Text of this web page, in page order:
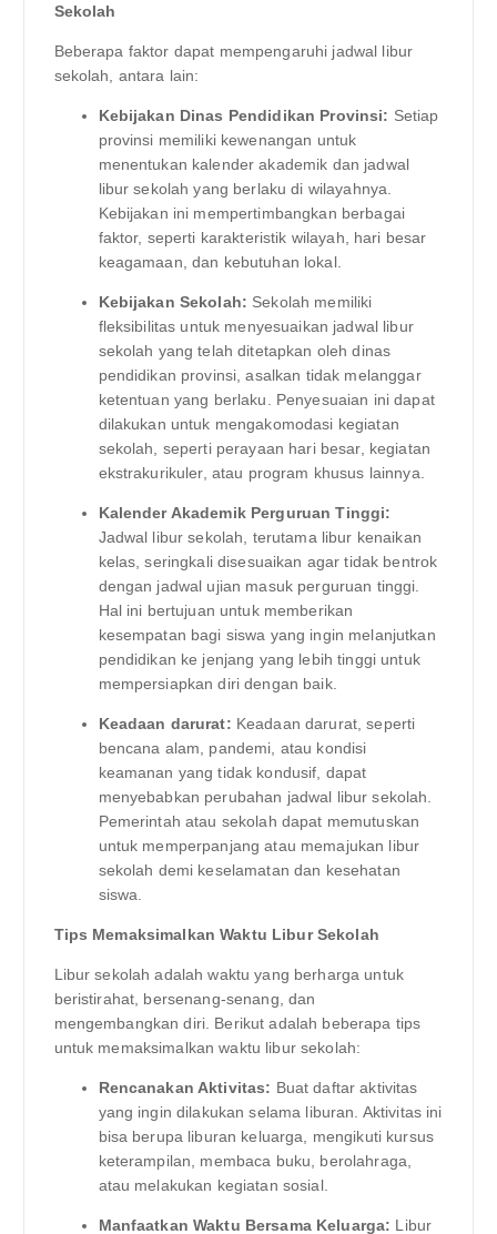
Sekolah
Beberapa faktor dapat mempengaruhi jadwal libur
sekolah, antara lain:
Kebijakan Dinas Pendidikan Provinsi: Setiap
provinsi memiliki kewenangan untuk
menentukan kalender akademik dan jadwal
libur sekolah yang berlaku di wilayahnya.
Kebijakan ini mempertimbangkan berbagai
faktor, seperti karakteristik wilayah, hari besar
keagamaan, dan kebutuhan lokal.
Kebijakan Sekolah: Sekolah memiliki
fleksibilitas untuk menyesuaikan jadwal libur
sekolah yang telah ditetapkan oleh dinas
pendidikan provinsi, asalkan tidak melanggar
ketentuan yang berlaku. Penyesuaian ini dapat
dilakukan untuk mengakomodasi kegiatan
sekolah, seperti perayaan hari besar, kegiatan
ekstrakurikuler, atau program khusus lainnya.
Kalender Akademik Perguruan Tinggi:
Jadwal libur sekolah, terutama libur kenaikan
kelas, seringkali disesuaikan agar tidak bentrok
dengan jadwal ujian masuk perguruan tinggi.
Hal ini bertujuan untuk memberikan
kesempatan bagi siswa yang ingin melanjutkan
pendidikan ke jenjang yang lebih tinggi untuk
mempersiapkan diri dengan baik.
Keadaan darurat: Keadaan darurat, seperti
bencana alam, pandemi, atau kondisi
keamanan yang tidak kondusif, dapat
menyebabkan perubahan jadwal libur sekolah.
Pemerintah atau sekolah dapat memutuskan
untuk memperpanjang atau memajukan libur
sekolah demi keselamatan dan kesehatan
siswa.
Tips Memaksimalkan Waktu Libur Sekolah
Libur sekolah adalah waktu yang berharga untuk
beristirahat, bersenang-senang, dan
mengembangkan diri. Berikut adalah beberapa tips
untuk memaksimalkan waktu libur sekolah:
Rencanakan Aktivitas: Buat daftar aktivitas
yang ingin dilakukan selama liburan. Aktivitas ini
bisa berupa liburan keluarga, mengikuti kursus
keterampilan, membaca buku, berolahraga,
atau melakukan kegiatan sosial.
Manfaatkan Waktu Bersama Keluarga: Libur